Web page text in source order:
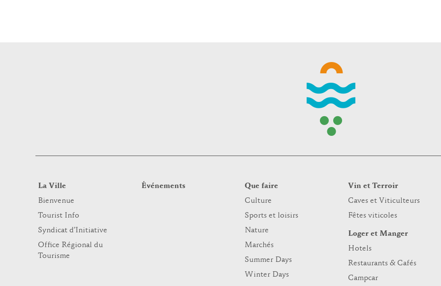
La Ville
Bienvenue
Tourist Info
Syndicat d’Initiative
Office Régional du
Tourisme
Événements
Que faire
Culture
Sports et loisirs
Nature
Marchés
Summer Days
Winter Days
Vin et Terroir
Caves et Viticulteurs
Fêtes viticoles
Loger et Manger
Hotels
Restaurants & Cafés
Campcar